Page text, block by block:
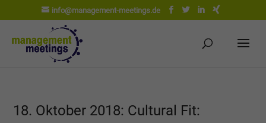
info@management-meetings.de
18. Oktober 2018: Cultural Fit: